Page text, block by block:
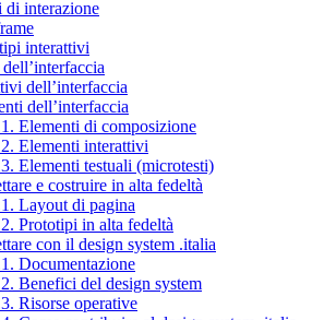
di interazione
interattivi
dell’interfaccia
dell’interfaccia
Elementi di composizione
Elementi interattivi
Elementi testuali (microtesti)
e costruire in alta fedeltà
Layout di pagina
Prototipi in alta fedeltà
con il design system .italia
Documentazione
Benefici del design system
Risorse operative